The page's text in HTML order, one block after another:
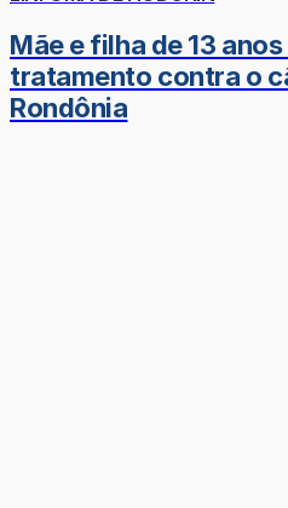
Mãe e filha de 13
tratamento contra o
Rondônia